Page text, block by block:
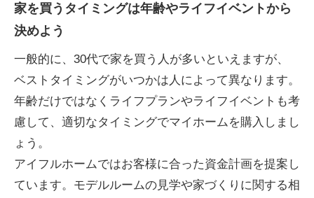
家を買うタイミングは年齢やライフイベントから
決めよう
一般的に、30代で家を買う人が多いといえますが、
ベストタイミングがいつかは人によって異なります。
年齢だけではなくライフプランやライフイベントも考
慮して、適切なタイミングでマイホームを購入しまし
ょう。
アイフルホームではお客様に合った資金計画を提案し
ています。モデルルームの見学や家づくりに関する相